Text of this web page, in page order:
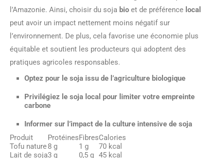
l’Amazonie. Ainsi, choisir du soja bio et de préférence local
peut avoir un impact nettement moins négatif sur
l’environnement. De plus, cela favorise une économie plus
équitable et soutient les producteurs qui adoptent des
pratiques agricoles responsables.
Optez pour le soja issu de l’agriculture biologique
Privilégiez le soja local pour limiter votre empreinte
carbone
Informer sur l’impact de la culture intensive de soja
Produit
ProtéinesFibresCalories
Tofu nature8 g 1 g
70 kcal
Lait de soja3 g 0,5 g 45 kcal